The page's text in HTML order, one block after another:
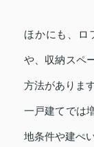
ほかにも、ロ
や、収納スペ
方法があります
一戸建てでは
地条件や建ぺ